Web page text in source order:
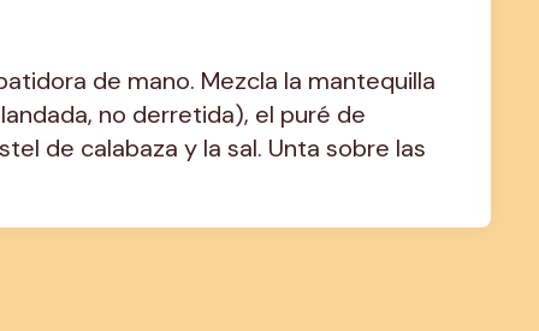
de mano. Mezcla la mantequilla
no derretida), el puré de
de calabaza y la sal. Unta sobre las